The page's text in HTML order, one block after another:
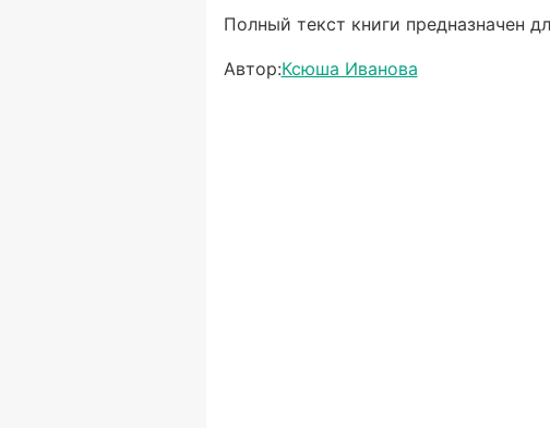
Полный текст книги предназначен
Автор:Ксюша Иванова